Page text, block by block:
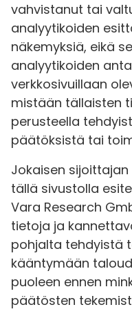
vahvistanut tai
analyytikoiden
näkemyksiä, eikä
analyytikoiden
verkkosivuillaan
mistään tällaisten
perusteella
päätöksistä tai
Jokaisen
tällä sivustolla
Vara Research
tietoja ja
pohjalta tehdyistä
kääntymään
puoleen ennen
päätösten